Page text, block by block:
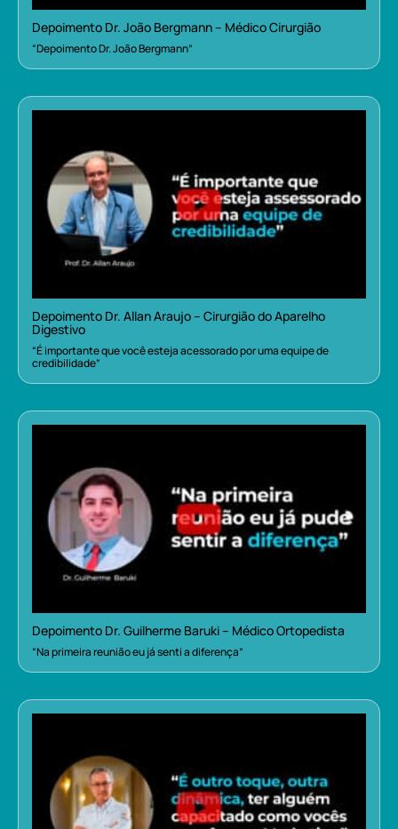
Depoimento Dr. João Bergmann – Médico Cirurgião
“Depoimento Dr. João Bergmann”
Depoimento Dr. Allan Araujo – Cirurgião do Aparelho
Digestivo
“É importante que você esteja acessorado por uma equipe de
credibilidade”
Depoimento Dr. Guilherme Baruki – Médico Ortopedista
“Na primeira reunião eu já senti a diferença”